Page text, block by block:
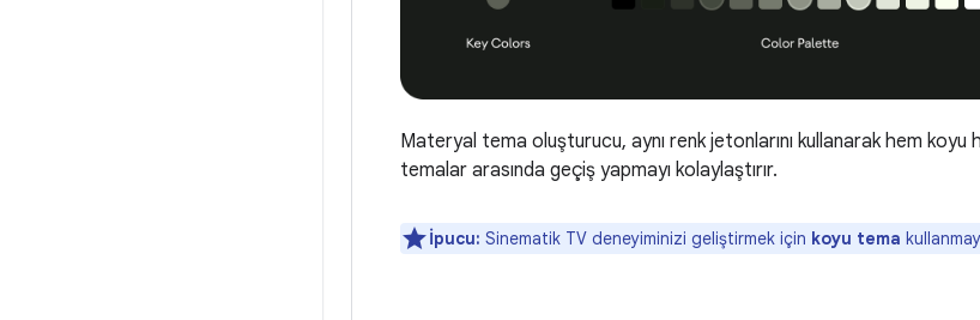
Materyal tema oluşturucu, aynı renk jetonlarını kullanarak hem koyu
temalar arasında geçiş yapmayı kolaylaştırır.
İpucu: Sinematik TV deneyiminizi geliştirmek için koyu tema